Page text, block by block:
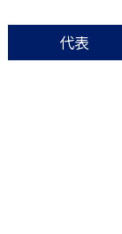
代表